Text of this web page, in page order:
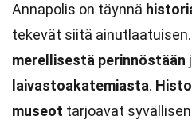
Annapolis on täynnä
tekevät siitä
merellisestä perinnöstään
laivastoakatemiasta.
museot tarjoavat